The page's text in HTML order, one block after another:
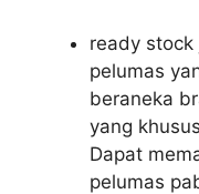
ready
pelumas
beraneka
yang khusus
Dapat
pelumas